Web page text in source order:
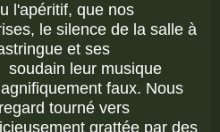
l'apéritif, que nos
le silence de la salle à
et ses
soudain leur musique
faux. Nous
tourné vers
grattée par des